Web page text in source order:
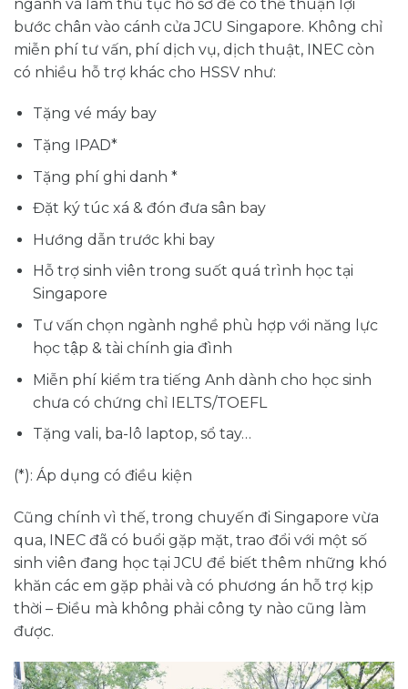
ngành và làm thủ tục hồ sơ để có thể thuận lợi
bước chân vào cánh cửa JCU Singapore. Không chỉ
miễn phí tư vấn, phí dịch vụ, dịch thuật, INEC còn
có nhiều hỗ trợ khác cho HSSV như:
Tặng vé máy bay
Tặng IPAD*
Tặng phí ghi danh *
Đặt ký túc xá & đón đưa sân bay
Hướng dẫn trước khi bay
Hỗ trợ sinh viên trong suốt quá trình học tại
Singapore
Tư vấn chọn ngành nghề phù hợp với năng lực
học tập & tài chính gia đình
Miễn phí kiểm tra tiếng Anh dành cho học sinh
chưa có chứng chỉ IELTS/TOEFL
Tặng vali, ba-lô laptop, sổ tay…
(*): Áp dụng có điều kiện
Cũng chính vì thế, trong chuyến đi Singapore vừa
qua, INEC đã có buổi gặp mặt, trao đổi với một số
sinh viên đang học tại JCU để biết thêm những khó
khăn các em gặp phải và có phương án hỗ trợ kịp
thời – Điều mà không phải công ty nào cũng làm
được.